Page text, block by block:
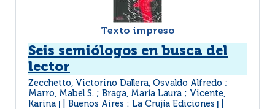
Texto impreso
Seis semiólogos en busca del
lector
Zecchetto, Victorino Dallera, Osvaldo Alfredo ;
Marro, Mabel S. ; Braga, María Laura ; Vicente,
Karina
Buenos Aires : La Crujía Ediciones